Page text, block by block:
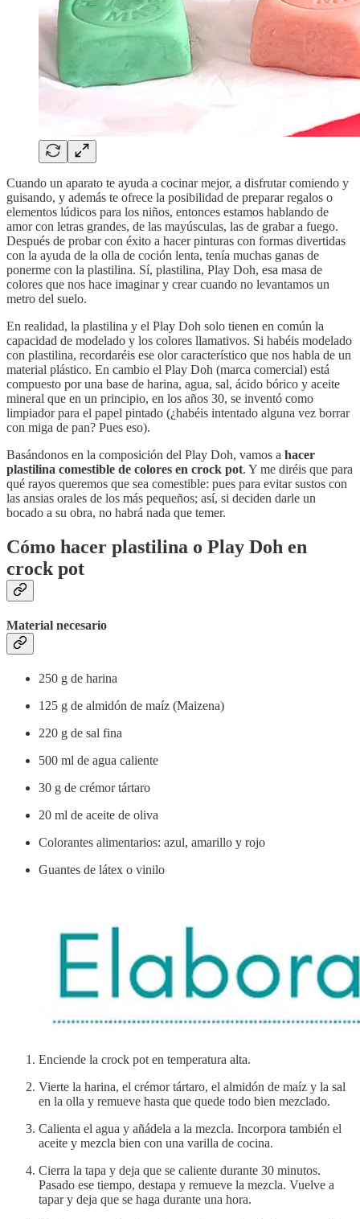
Cuando un aparato te ayuda a cocinar mejor, a disfrutar comiendo y
guisando, y además te ofrece la posibilidad de preparar regalos o
elementos lúdicos para los niños, entonces estamos hablando de
amor con letras grandes, de las mayúsculas, las de grabar a fuego.
Después de probar con éxito a hacer pinturas con formas divertidas
con la ayuda de la olla de coción lenta, tenía muchas ganas de
ponerme con la plastilina. Sí, plastilina, Play Doh, esa masa de
colores que nos hace imaginar y crear cuando no levantamos un
metro del suelo.
En realidad, la plastilina y el Play Doh solo tienen en común la
capacidad de modelado y los colores llamativos. Si habéis modelado
con plastilina, recordaréis ese olor característico que nos habla de un
material plástico. En cambio el Play Doh (marca comercial) está
compuesto por una base de harina, agua, sal, ácido bórico y aceite
mineral que en un principio, en los años 30, se inventó como
limpiador para el papel pintado (¿habéis intentado alguna vez borrar
con miga de pan? Pues eso).
Basándonos en la composición del Play Doh, vamos a hacer
plastilina comestible de colores en crock pot. Y me diréis que para
qué rayos queremos que sea comestible: pues para evitar sustos con
las ansias orales de los más pequeños; así, si deciden darle un
bocado a su obra, no habrá nada que temer.
Cómo hacer plastilina o Play Doh en
crock pot
Material necesario
250 g de harina
125 g de almidón de maíz (Maizena)
220 g de sal fina
500 ml de agua caliente
30 g de crémor tártaro
20 ml de aceite de oliva
Colorantes alimentarios: azul, amarillo y rojo
Guantes de látex o vinilo
Enciende la crock pot en temperatura alta.
Vierte la harina, el crémor tártaro, el almidón de maíz y la sal
en la olla y remueve hasta que quede todo bien mezclado.
Calienta el agua y añádela a la mezcla. Incorpora también el
aceite y mezcla bien con una varilla de cocina.
Cierra la tapa y deja que se caliente durante 30 minutos.
Pasado ese tiempo, destapa y remueve la mezcla. Vuelve a
tapar y deja que se haga durante una hora.